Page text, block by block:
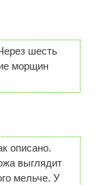
шесть
морщин
описано.
выглядит
мельче. У